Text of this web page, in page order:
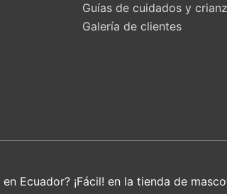
Guías de cuidados y
Galería de clientes
en Ecuador? ¡Fácil! en la tienda de